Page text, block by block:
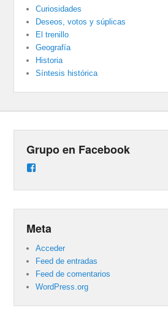
Curiosidades
Deseos, votos y súplicas
El trenillo
Geografía
Historia
Síntesis histórica
Grupo en Facebook
Meta
Acceder
Feed de entradas
Feed de comentarios
WordPress.org